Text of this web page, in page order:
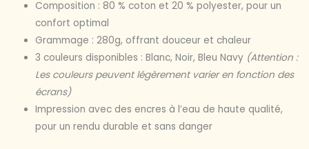
Composition : 80 % coton et 20 % polyester, pour un
confort optimal
Grammage : 280g, offrant douceur et chaleur
3 couleurs disponibles : Blanc, Noir, Bleu Navy (Attention :
Les couleurs peuvent légèrement varier en fonction des
écrans)
Impression avec des encres à l’eau de haute qualité,
pour un rendu durable et sans danger